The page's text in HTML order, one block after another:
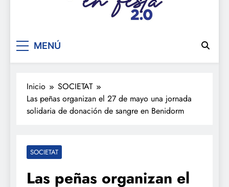
De festa en festa 2.0
MENÚ
Inicio
SOCIETAT
Las peñas organizan el 27 de mayo una jornada
solidaria de donación de sangre en Benidorm
SOCIETAT
Las peñas organizan el